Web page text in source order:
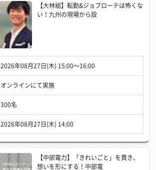
【大林組】転勤&ジョブローテは怖くな
い！九州の現場から設
2026年08月27日(木) 15:00〜16:00
オンラインにて実施
300名
2026年08月27日(木) 14:00
【中部電力】「きれいごと」を貫き、
想いを形にする！中部電